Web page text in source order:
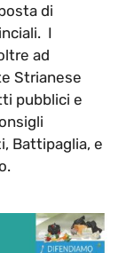
di
I
ad
Strianese
pubblici e
Battipaglia, e